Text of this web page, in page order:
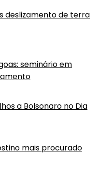
deslizamento de terra
seminário em
a Bolsonaro no Dia
mais procurado